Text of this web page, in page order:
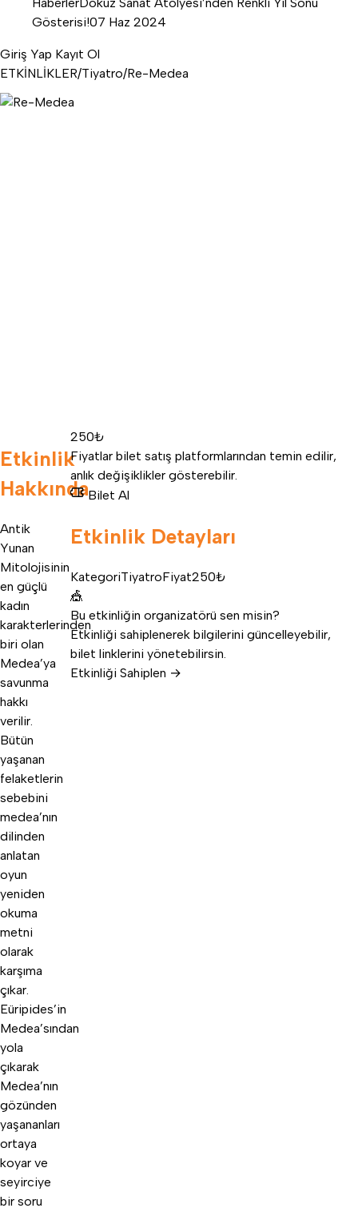
Gösterisi!07 Haz 2024
Giriş Yap Kayıt Ol
ETKİNLİKLER/Tiyatro/Re-Medea
Etkinlik
Hakkında
Antik
Yunan
Mitolojisinin
en güçlü
kadın
karakterlerinden
biri olan
Medea’ya
savunma
hakkı
verilir.
Bütün
yaşanan
felaketlerin
sebebini
medea’nın
dilinden
anlatan
oyun
yeniden
okuma
metni
olarak
karşıma
çıkar.
Eüripides’in
Medea’sından
yola
çıkarak
Medea’nın
gözünden
yaşananları
ortaya
koyar ve
seyirciye
bir soru
250₺
Fiyatlar bilet satış platformlarından temin edilir,
anlık değişiklikler gösterebilir.
Bilet Al
Etkinlik Detayları
KategoriTiyatroFiyat250₺
🎪
Bu etkinliğin organizatörü sen misin?
Etkinliği sahiplenerek bilgilerini güncelleyebilir,
bilet linklerini yönetebilirsin.
Etkinliği Sahiplen →